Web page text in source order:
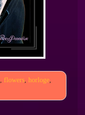
flowers, horloge,